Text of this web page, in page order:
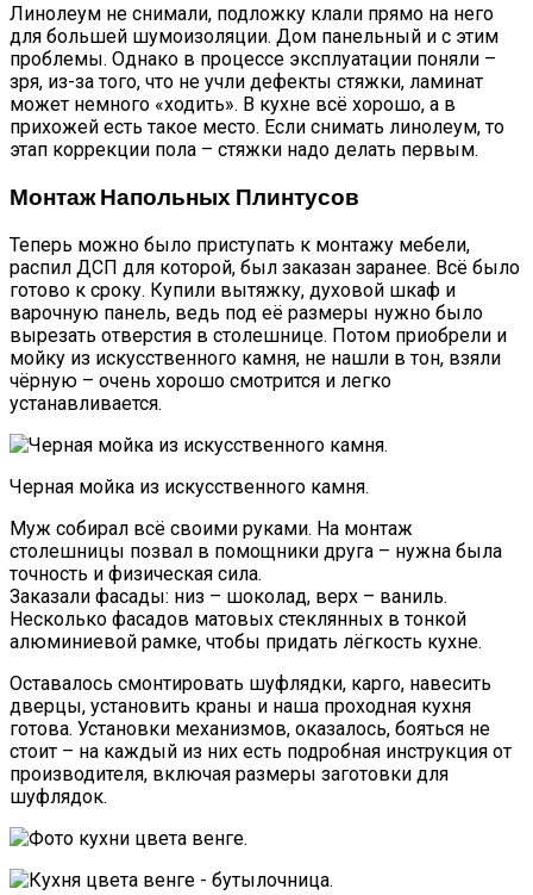
Линолеум не снимали, подложку клали прямо на него
для большей шумоизоляции. Дом панельный и с этим
проблемы. Однако в процессе эксплуатации поняли –
зря, из-за того, что не учли дефекты стяжки, ламинат
может немного «ходить». В кухне всё хорошо, а в
прихожей есть такое место. Если снимать линолеум, то
этап коррекции пола – стяжки надо делать первым.
Монтаж Напольных Плинтусов
Теперь можно было приступать к монтажу мебели,
распил ДСП для которой, был заказан заранее. Всё было
готово к сроку. Купили вытяжку, духовой шкаф и
варочную панель, ведь под её размеры нужно было
вырезать отверстия в столешнице. Потом приобрели и
мойку из искусственного камня, не нашли в тон, взяли
чёрную – очень хорошо смотрится и легко
устанавливается.
Черная мойка из искусственного камня.
Муж собирал всё своими руками. На монтаж
столешницы позвал в помощники друга – нужна была
точность и физическая сила.
Заказали фасады: низ – шоколад, верх – ваниль.
Несколько фасадов матовых стеклянных в тонкой
алюминиевой рамке, чтобы придать лёгкость кухне.
Оставалось смонтировать шуфлядки, карго, навесить
дверцы, установить краны и наша проходная кухня
готова. Установки механизмов, оказалось, бояться не
стоит – на каждый из них есть подробная инструкция от
производителя, включая размеры заготовки для
шуфлядок.